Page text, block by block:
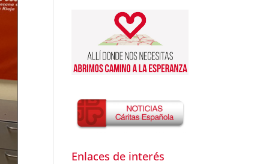
Enlaces de interés